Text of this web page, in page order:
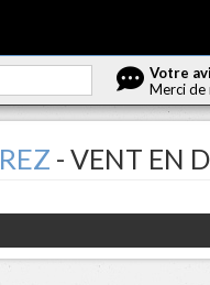
Votre
Merci de
- VENT EN